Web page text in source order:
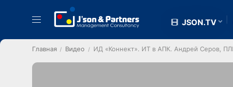
JSON.TV
Главная Видео ИД «Коннект». ИТ в АПК. Андрей Серов,